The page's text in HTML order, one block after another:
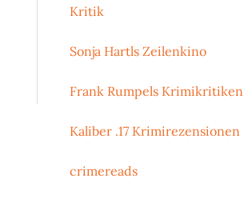
Kritik
Sonja Hartls Zeilenkino
Frank Rumpels Krimikritiken
Kaliber .17 Krimirezensionen
crimereads